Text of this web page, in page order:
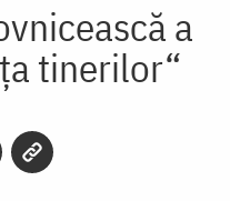
a
tinerilor“